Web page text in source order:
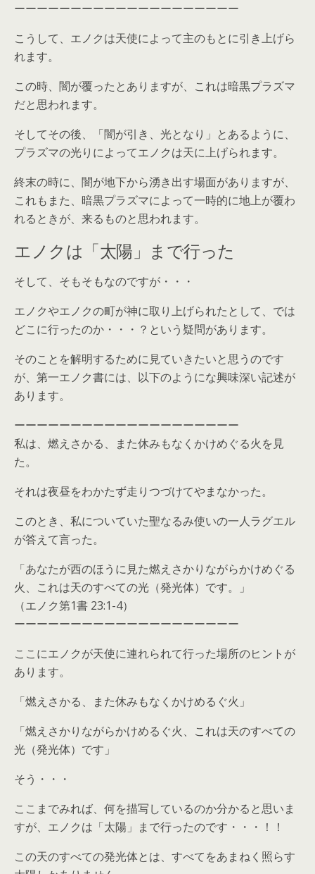
ーーーーーーーーーーーーーーーーーーーー
こうして、エノクは天使によって主のもとに引き上げら
れます。
この時、闇が覆ったとありますが、これは暗黒プラズマ
だと思われます。
そしてその後、「闇が引き、光となり」とあるように、
プラズマの光りによってエノクは天に上げられます。
終末の時に、闇が地下から湧き出す場面がありますが、
これもまた、暗黒プラズマによって一時的に地上が覆わ
れるときが、来るものと思われます。
エノクは「太陽」まで行った
そして、そもそもなのですが・・・
エノクやエノクの町が神に取り上げられたとして、では
どこに行ったのか・・・？という疑問があります。
そのことを解明するために見ていきたいと思うのです
が、第一エノク書には、以下のようにな興味深い記述が
あります。
ーーーーーーーーーーーーーーーーーーーー
私は、燃えさかる、また休みもなくかけめぐる火を見
た。
それは夜昼をわかたず走りつづけてやまなかった。
このとき、私についていた聖なるみ使いの一人ラグエル
が答えて言った。
「あなたが西のほうに見た燃えさかりながらかけめぐる
火、これは天のすべての光（発光体）です。」
（エノク第1書 23:1-4）
ーーーーーーーーーーーーーーーーーーーー
ここにエノクが天使に連れられて行った場所のヒントが
あります。
「燃えさかる、また休みもなくかけめるぐ火」
「燃えさかりながらかけめるぐ火、これは天のすべての
光（発光体）です」
そう・・・
ここまでみれば、何を描写しているのか分かると思いま
すが、エノクは「太陽」まで行ったのです・・・！！
この天のすべての発光体とは、すべてをあまねく照らす